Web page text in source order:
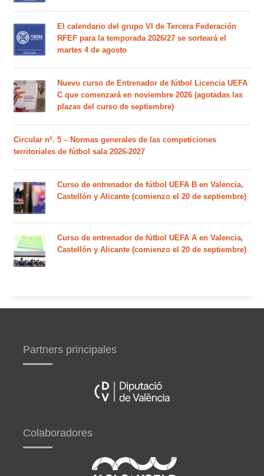
El calendario del grupo VI de Tercera Federación
RFEF para la temporada 2026/27 se sorteará el
martes 4 de agosto
Nuevo curso de Entrenador de fútbol Licencia UEFA
C que comenzará en noviembre 2026 (agotadas las
plazas del curso de septiembre)
Circular nº. 5 – Normas generales de las competiciones
territoriales de fútbol sala 2026-2027
Curso de entrenador de fútbol UEFA B en Valencia,
Castellón y Alicante (comienzo el 20 de septiembre)
Curso de entrenador de fútbol UEFA A en Valencia,
Castellón y Alicante (comienzo el 20 de septiembre)
Partners principales
Colaboradores